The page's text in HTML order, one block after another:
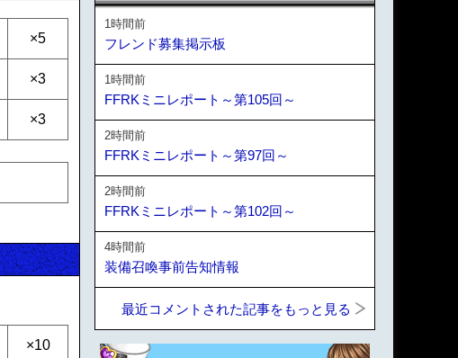
×5
×3
×3
×10
1時間前
フレンド募集掲示板
1時間前
FFRKミニレポート～第105回～
2時間前
FFRKミニレポート～第97回～
2時間前
FFRKミニレポート～第102回～
4時間前
装備召喚事前告知情報
最近コメントされた記事をもっと見る